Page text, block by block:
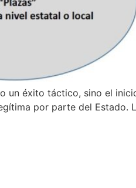
un éxito táctico, sino el
por parte del Estado.